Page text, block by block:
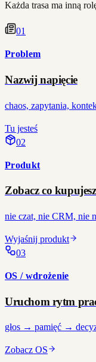
Każda trasa ma inną
01
Problem
Nazwij napięcie
chaos, zapytania,
Tu jesteś
02
Produkt
Zobacz co kupujesz
nie czat, nie CRM, nie
Wyjaśnij produkt
03
OS / wdrożenie
Uruchom rytm
głos → pamięć →
Zobacz OS